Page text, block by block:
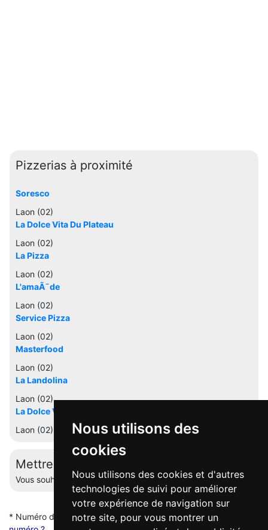
Nous utilisons des
cookies
Nous utilisons des cookies et d'autres
technologies de suivi pour améliorer
votre expérience de navigation sur
notre site, pour vous montrer un
Pizzerias à proximité
Soresco
Laon (02)
La Dolce Vita Du Plateau
Laon (02)
La Pizza
Laon (02)
L'amaÃ¯de
Laon (02)
Service Pizza
Laon (02)
Masterfood
Laon (02)
La Landolina
Laon (02)
La Dolce Vita D'ardon
Laon (02)
Mettre à jour cette fiche
Vous souhaitez éditer votre profil ? Contactez-nous.
* Numéro de mise en relation valable 5 minutes -Pourquoi ce